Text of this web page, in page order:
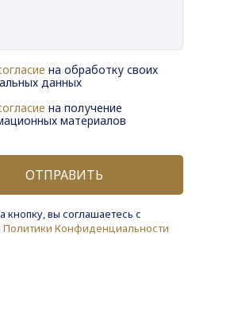
на обработку своих
данных
на получение
материалов
ОТПРАВИТЬ
кнопку, вы соглашаетесь с
Политики Конфиденциальности